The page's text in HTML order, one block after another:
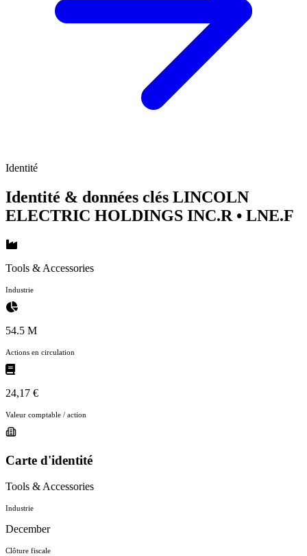
Identité
Identité & données clés LINCOLN
ELECTRIC HOLDINGS INC.R • LNE.F
Tools & Accessories
Industrie
54.5 M
Actions en circulation
24,17 €
Valeur comptable / action
Carte d'identité
Tools & Accessories
Industrie
December
Clôture fiscale